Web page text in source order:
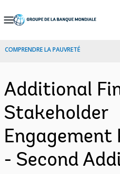
Skip
Navigation
COMPRENDRE LA PAUVRETÉ
Additional
Stakeholder
Engagement
- Second